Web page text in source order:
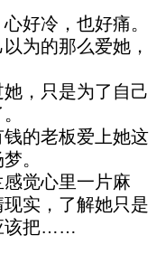
好冷，也好痛。
为的那么爱她，
，只是为了自己
的老板爱上她这
。
觉心里一片麻
实，了解她只是
该把……